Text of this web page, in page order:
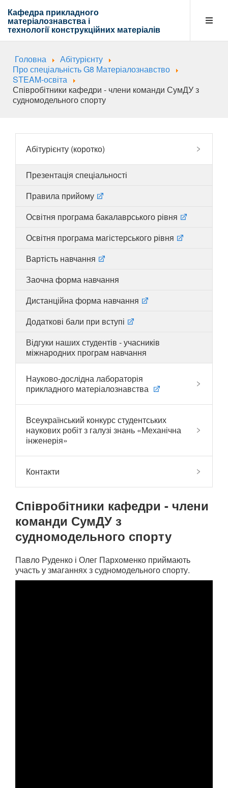
Кафедра прикладного
матеріалознавства і
технології конструкційних матеріалів
Кафедра
Абітурієнту
Навчальна діяльність
Головна
Абітурієнту
Про спеціальність G8 Матеріалознавство
STEAM-освіта
Співробітники кафедри - члени команди СумДУ з
судномодельного спорту
Абітурієнту (коротко)
Презентація спеціальності
Правила прийому
Освітня програма бакалаврського рівня
Освітня програма магістерського рівня
Вартість навчання
Заочна форма навчання
Дистанційна форма навчання
Додаткові бали при вступі
Відгуки наших студентів - учасників
міжнародних програм навчання
Науково-дослідна лабораторія
прикладного матеріалознавства
Всеукраїнський конкурс студентських
наукових робіт з галузі знань «Механічна
інженерія»
Контакти
Співробітники кафедри - члени
команди СумДУ з
судномодельного спорту
Павло Руденко і Олег Пархоменко приймають
участь у змаганнях з судномодельного спорту.